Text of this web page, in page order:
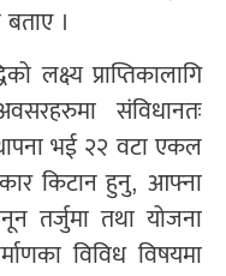
बताए ।
लक्ष्य प्राप्तिकालागि
संविधानतः
भई २२ वटा एकल
किटान हुनु, आफ्ना
तर्जुमा तथा योजना
विविध विषयमा